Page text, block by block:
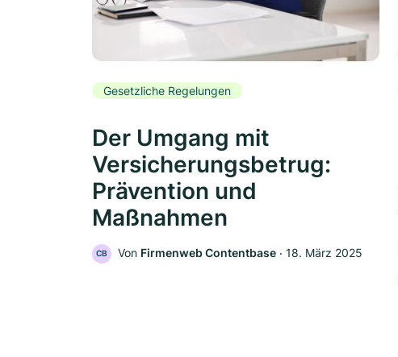
Gesetzliche Regelungen
Der Umgang mit
Versicherungsbetrug:
Prävention und
Maßnahmen
CB Von Firmenweb Contentbase ‧ 18. März 2025